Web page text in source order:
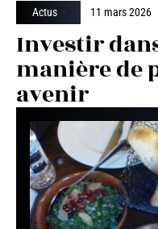
Actus 11 mars 2026
Investir
manière de
avenir